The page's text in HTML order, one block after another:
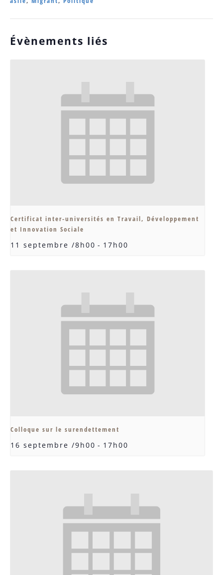
Évènements liés
Certificat inter-universités en Travail, Développement
et Innovation Sociale
11 septembre /8h00 - 17h00
Colloque sur le surendettement
16 septembre /9h00 - 17h00